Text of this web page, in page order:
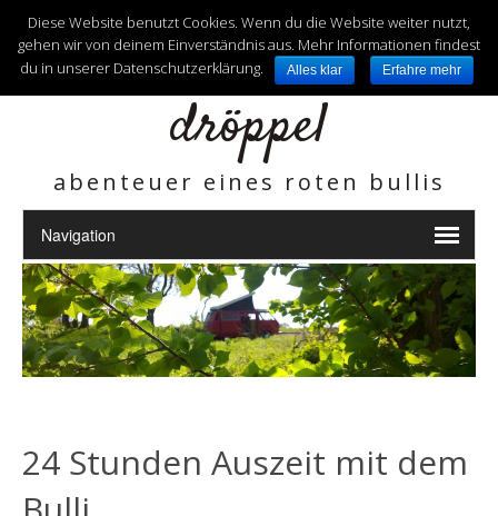
unterwegs mit
dröppel
abenteuer eines roten bullis
24 Stunden Auszeit mit dem
Diese Website benutzt Cookies. Wenn du die Website weiter nutzt,
gehen wir von deinem Einverständnis aus. Mehr Informationen findest
du in unserer Datenschutzerklärung.
Alles klar Erfahre mehr